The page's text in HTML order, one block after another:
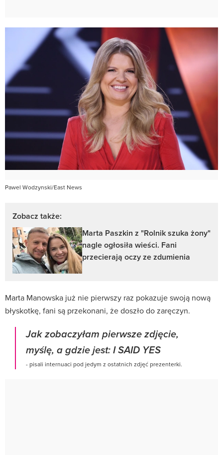
Pawel Wodzynski/East News
Zobacz także:
Marta Paszkin z "Rolnik szuka żony"
nagle ogłosiła wieści. Fani
przecierają oczy ze zdumienia
Marta Manowska już nie pierwszy raz pokazuje swoją nową
błyskotkę, fani są przekonani, że doszło do zaręczyn.
Jak zobaczyłam pierwsze zdjęcie,
myślę, a gdzie jest: I SAID YES
- pisali internuaci pod jedym z ostatnich zdjęć prezenterki.